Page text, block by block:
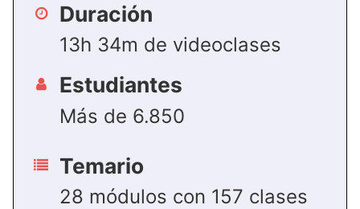
Duración
13h 34m de videoclases
Estudiantes
Más de 6.850
Temario
28 módulos con 157 clases